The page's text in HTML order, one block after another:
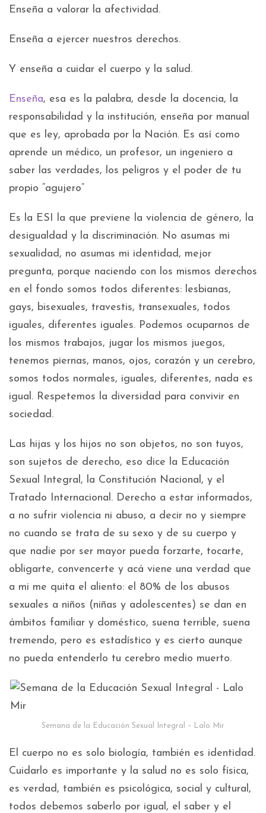
Enseña a valorar la afectividad.
Enseña a ejercer nuestros derechos.
Y enseña a cuidar el cuerpo y la salud.
Enseña, esa es la palabra, desde la docencia, la
responsabilidad y la institución, enseña por manual
que es ley, aprobada por la Nación. Es así como
aprende un médico, un profesor, un ingeniero a
saber las verdades, los peligros y el poder de tu
propio “agujero”
Es la ESI la que previene la violencia de género, la
desigualdad y la discriminación. No asumas mi
sexualidad, no asumas mi identidad, mejor
pregunta, porque naciendo con los mismos derechos
en el fondo somos todos diferentes: lesbianas,
gays, bisexuales, travestis, transexuales, todos
iguales, diferentes iguales. Podemos ocuparnos de
los mismos trabajos, jugar los mismos juegos,
tenemos piernas, manos, ojos, corazón y un cerebro,
somos todos normales, iguales, diferentes, nada es
igual. Respetemos la diversidad para convivir en
sociedad.
Las hijas y los hijos no son objetos, no son tuyos,
son sujetos de derecho, eso dice la Educación
Sexual Integral, la Constitución Nacional, y el
Tratado Internacional. Derecho a estar informados,
a no sufrir violencia ni abuso, a decir no y siempre
no cuando se trata de su sexo y de su cuerpo y
que nadie por ser mayor pueda forzarte, tocarte,
obligarte, convencerte y acá viene una verdad que
a mi me quita el aliento: el 80% de los abusos
sexuales a niños (niñas y adolescentes) se dan en
ámbitos familiar y doméstico, suena terrible, suena
tremendo, pero es estadístico y es cierto aunque
no pueda entenderlo tu cerebro medio muerto.
Semana de la Educación Sexual Integral – Lalo Mir
El cuerpo no es solo biología, también es identidad.
Cuidarlo es importante y la salud no es solo física,
es verdad, también es psicológica, social y cultural,
todos debemos saberlo por igual, el saber y el